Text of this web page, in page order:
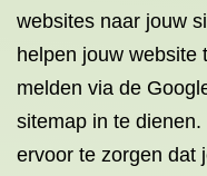
websites naar jouw
helpen jouw website
melden via de
sitemap in te
ervoor te zorgen dat